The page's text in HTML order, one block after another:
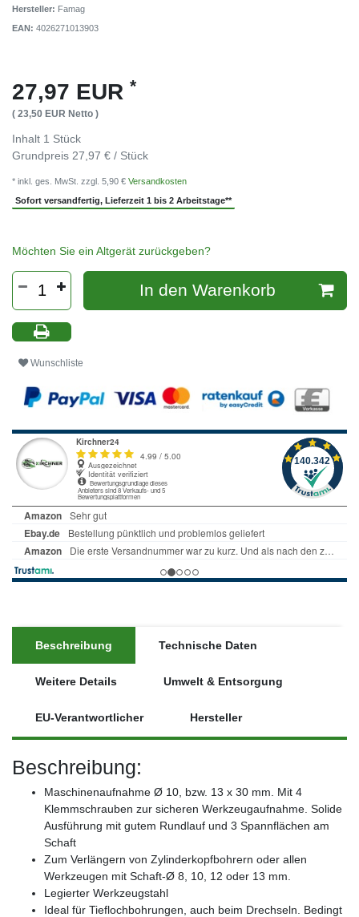
Hersteller: Famag
EAN: 4026271013903
27,97 EUR *
( 23,50 EUR Netto )
Inhalt 1 Stück
Grundpreis 27,97 € / Stück
* inkl. ges. MwSt. zzgl. 5,90 € Versandkosten
Sofort versandfertig, Lieferzeit 1 bis 2 Arbeitstage**
Möchten Sie ein Altgerät zurückgeben?
In den Warenkorb
Wunschliste
Beschreibung Technische Daten
Weitere Details Umwelt & Entsorgung
EU-Verantwortlicher Hersteller
Beschreibung:
Maschinenaufnahme Ø 10, bzw. 13 x 30 mm. Mit 4
Klemmschrauben zur sicheren Werkzeugaufnahme. Solide
Ausführung mit gutem Rundlauf und 3 Spannflächen am
Schaft
Zum Verlängern von Zylinderkopfbohrern oder allen
Werkzeugen mit Schaft-Ø 8, 10, 12 oder 13 mm.
Legierter Werkzeugstahl
Ideal für Tieflochbohrungen, auch beim Drechseln. Bedingt